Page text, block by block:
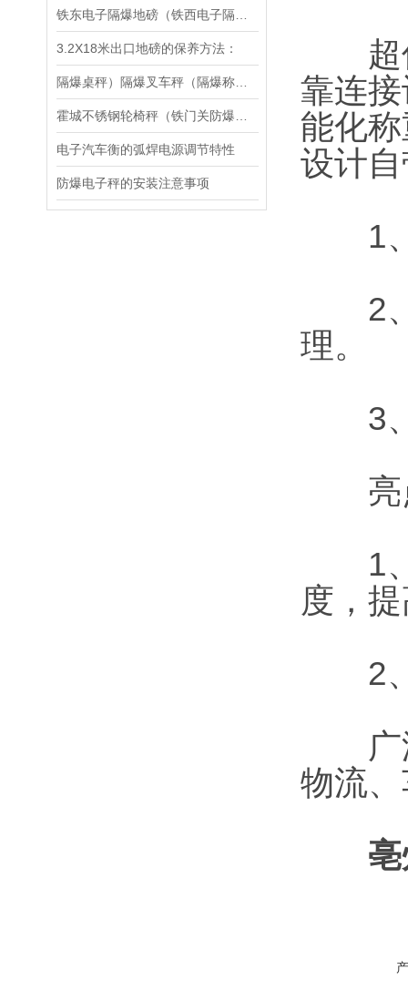
3.2X18米出口地磅的保养方法：
电子汽车衡的弧焊电源调节特性
防爆电子秤的安装注意事项
超低
靠连
能化
设计
1、
2、
理。
3、
亮
1、
度，
2、
广泛
物流